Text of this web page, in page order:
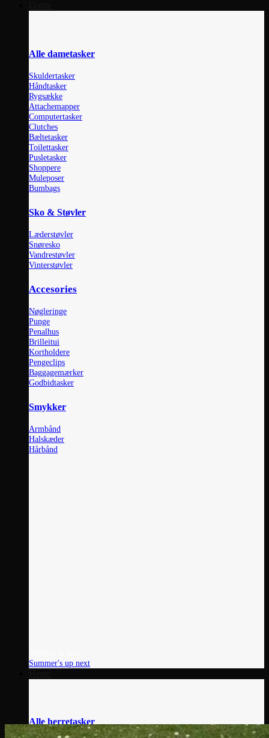
Alle dametasker
Skuldertasker
Håndtasker
Rygsække
Attachemapper
Computertasker
Clutches
Bæltetasker
Toilettasker
Pusletasker
Shoppere
Muleposer
Bumbags
Sko & Støvler
Læderstøvler
Snøresko
Vandrestøvler
Vinterstøvler
Accesories
Nøgleringe
Punge
Penalhus
Brilleitui
Kortholdere
Pengeclips
Baggagemærker
Godbidtasker
Smykker
Armbånd
Halskæder
Hårbånd
Summer's up next
Alle herretasker